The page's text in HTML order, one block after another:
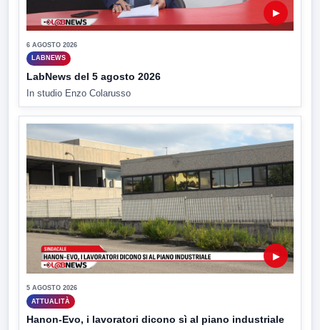
▶
6 AGOSTO 2026
LABNEWS
LabNews del 5 agosto 2026
In studio Enzo Colarusso
▶
5 AGOSTO 2026
ATTUALITÀ
Hanon-Evo, i lavoratori dicono sì al piano industriale